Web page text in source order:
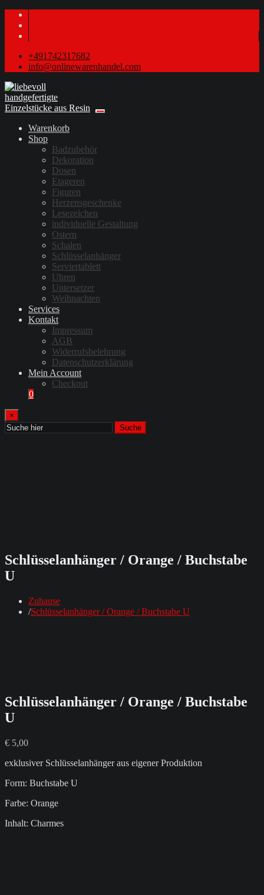
+491742317682
info@onlinewarenhandel.com
Warenkorb
Shop
Badzubehör
Dekoration
Dosen
Etageren
Figuren
Herzensgeschenke
Lesezeichen
individuelle Gestaltung
Ostern
Schalen
Schlüsselanhänger
Serviertablett
Uhren
Untersetzer
Weihnachten
Services
Kontakt
Impressum
AGB
Widerrufsbelehrung
Datenschutzerklärung
Mein Account
Checkout
0
×
Suche
Schlüsselanhänger / Orange / Buchstabe
U
Zuhause
Schlüsselanhänger / Orange / Buchstabe U
Schlüsselanhänger / Orange / Buchstabe
U
€ 5,00
exklusiver Schlüsselanhänger aus eigener Produktion
Form: Buchstabe U
Farbe: Orange
Inhalt: Charmes